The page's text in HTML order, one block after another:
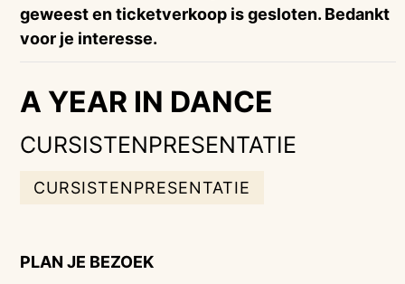
geweest en ticketverkoop is gesloten. Bedankt
voor je interesse.
A YEAR IN DANCE
CURSISTENPRESENTATIE
CURSISTENPRESENTATIE
PLAN JE BEZOEK